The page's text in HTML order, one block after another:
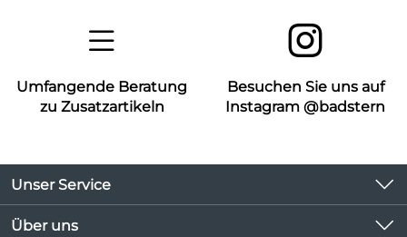
Umfangende Beratung
zu Zusatzartikeln
Besuchen Sie uns auf
Instagram @badstern
Unser Service
Kontakt
Über uns